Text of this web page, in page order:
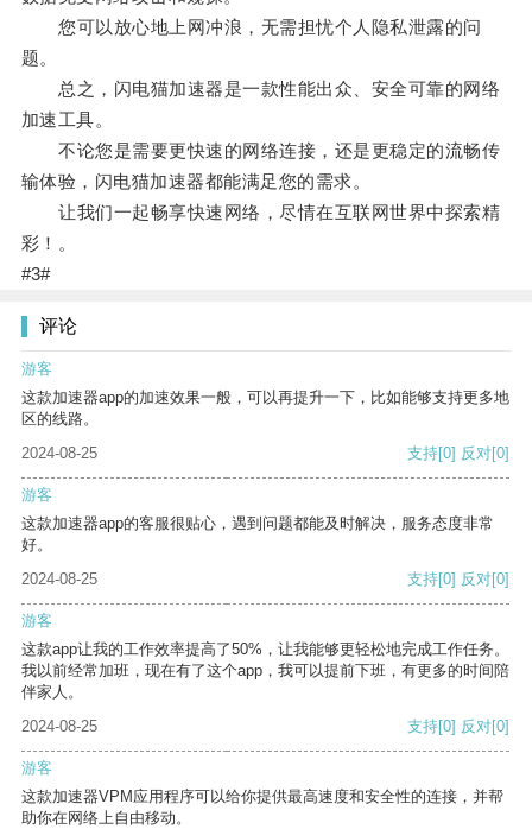
您可以放心地上网冲浪，无需担忧个人隐私泄露的问
题。
总之，闪电猫加速器是一款性能出众、安全可靠的网络
加速工具。
不论您是需要更快速的网络连接，还是更稳定的流畅传
输体验，闪电猫加速器都能满足您的需求。
让我们一起畅享快速网络，尽情在互联网世界中探索精
彩！。
#3#
评论
游客
这款加速器app的加速效果一般，可以再提升一下，比如能够支持更多地
区的线路。
2024-08-25
支持[0] 反对[0]
游客
这款加速器app的客服很贴心，遇到问题都能及时解决，服务态度非常
好。
2024-08-25
支持[0] 反对[0]
游客
这款app让我的工作效率提高了50%，让我能够更轻松地完成工作任务。
我以前经常加班，现在有了这个app，我可以提前下班，有更多的时间陪
伴家人。
2024-08-25
支持[0] 反对[0]
游客
这款加速器VPM应用程序可以给你提供最高速度和安全性的连接，并帮
助你在网络上自由移动。